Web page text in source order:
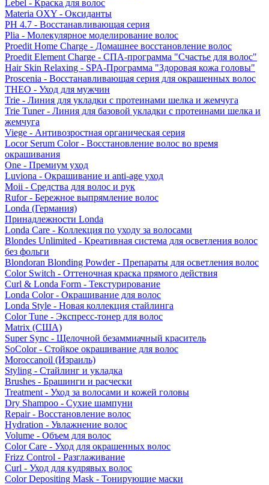
Lebel - Краска для волос
Materia OXY - Оксиданты
PH 4.7 - Восстанавливающая серия
Plia - Молекулярное моделирование волос
Proedit Home Charge - Домашнее восстановление волос
Proedit Element Charge - СПА-программа "Счастье для волос"
Hair Skin Relaxing - SPA-Программа "Здоровая кожа головы"
Proscenia - Восстанавливающая серия для окрашенных волос
THEO - Уход для мужчин
Trie - Линия для укладки с протеинами шелка и жемчуга
Trie Tuner - Линия для базовой укладки с протеинами шелка и
жемчуга
Viege - Антивозростная органическая серия
Locor Serum Color - Восстановление волос во время
окрашивания
One - Премиум уход
Luviona - Окрашивание и anti-age уход
Moii - Средства для волос и рук
Rufor - Бережное выпрямление волос
Londa (Германия)
Принадлежности Londa
Londa Care - Коллекция по уходу за волосами
Blondes Unlimited - Креативная система для осветления волос
без фольги
Blondoran Blonding Powder - Препараты для осветления волос
Color Switch - Оттеночная краска прямого действия
Curl & Londa Form - Текстурирование
Londa Color - Окрашивание для волос
Londa Style - Новая коллекция стайлинга
Color Tune - Экспресс-тонер для волос
Matrix (США)
Super Sync - Щелочной безаммиачный краситель
SoColor - Стойкое окрашивание для волос
Moroccanoil (Израиль)
Styling - Стайлинг и укладка
Brushes - Брашинги и расчески
Treatment - Уход за волосами и кожей головы
Dry Shampoo - Сухие шампуни
Repair - Восстановление волос
Hydration - Увлажнение волос
Volume - Объем для волос
Color Care - Уход для окрашенных волос
Frizz Control - Разглаживание
Curl - Уход для кудрявых волос
Color Depositing Mask - Тонирующие маски